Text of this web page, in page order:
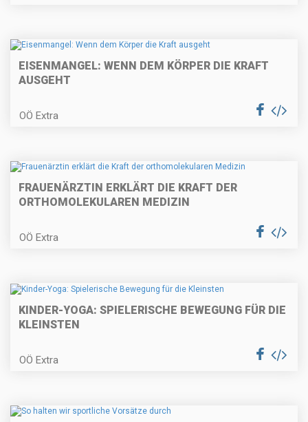
EISENMANGEL: WENN DEM KÖRPER DIE KRAFT
AUSGEHT
OÖ Extra
FRAUENÄRZTIN ERKLÄRT DIE KRAFT DER
ORTHOMOLEKULAREN MEDIZIN
OÖ Extra
KINDER-YOGA: SPIELERISCHE BEWEGUNG FÜR DIE
KLEINSTEN
OÖ Extra